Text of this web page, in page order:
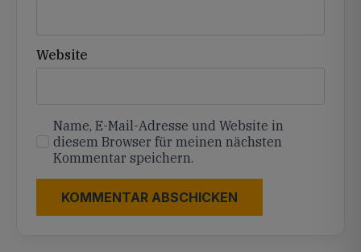
Website
Name, E-Mail-Adresse und Website in
diesem Browser für meinen nächsten
Kommentar speichern.